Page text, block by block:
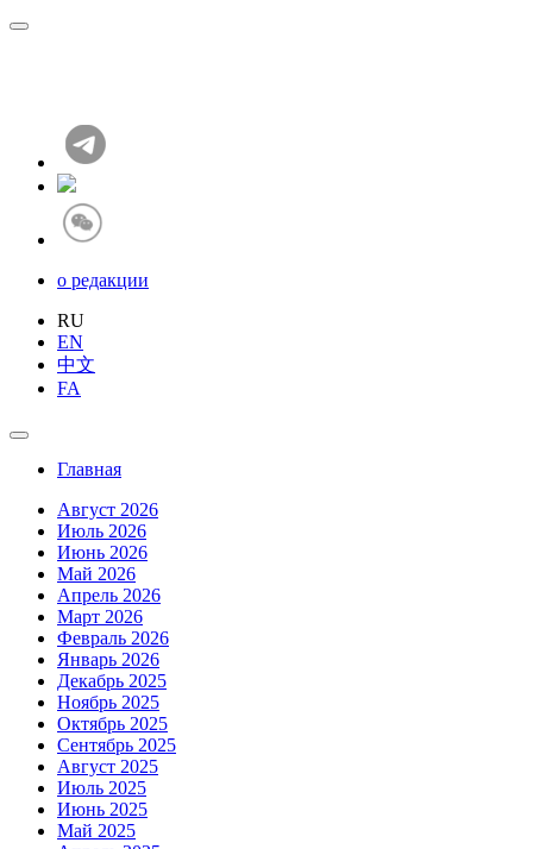
о редакции
RU
EN
中文
FA
Главная
Август 2026
Июль 2026
Июнь 2026
Май 2026
Апрель 2026
Март 2026
Февраль 2026
Январь 2026
Декабрь 2025
Ноябрь 2025
Октябрь 2025
Сентябрь 2025
Август 2025
Июль 2025
Июнь 2025
Май 2025